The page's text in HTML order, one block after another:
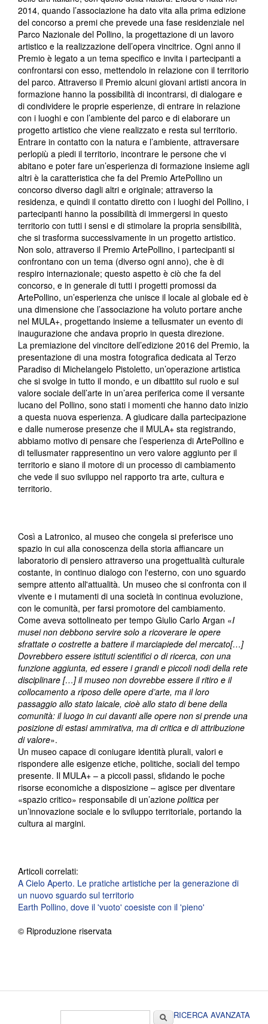
2014, quando l’associazione ha dato vita alla prima edizione
del concorso a premi che prevede una fase residenziale nel
Parco Nazionale del Pollino, la progettazione di un lavoro
artistico e la realizzazione dell’opera vincitrice. Ogni anno il
Premio è legato a un tema specifico e invita i partecipanti a
confrontarsi con esso, mettendolo in relazione con il territorio
del parco. Attraverso il Premio alcuni giovani artisti ancora in
formazione hanno la possibilità di incontrarsi, di dialogare e
di condividere le proprie esperienze, di entrare in relazione
con i luoghi e con l’ambiente del parco e di elaborare un
progetto artistico che viene realizzato e resta sul territorio.
Entrare in contatto con la natura e l’ambiente, attraversare
perlopiù a piedi il territorio, incontrare le persone che vi
abitano e poter fare un’esperienza di formazione insieme agli
altri è la caratteristica che fa del Premio ArtePollino un
concorso diverso dagli altri e originale; attraverso la
residenza, e quindi il contatto diretto con i luoghi del Pollino, i
partecipanti hanno la possibilità di immergersi in questo
territorio con tutti i sensi e di stimolare la propria sensibilità,
che si trasforma successivamente in un progetto artistico.
Non solo, attraverso il Premio ArtePollino, i partecipanti si
confrontano con un tema (diverso ogni anno), che è di
respiro internazionale; questo aspetto è ciò che fa del
concorso, e in generale di tutti i progetti promossi da
ArtePollino, un’esperienza che unisce il locale al globale ed è
una dimensione che l’associazione ha voluto portare anche
nel MULA+, progettando insieme a tellusmater un evento di
inaugurazione che andava proprio in questa direzione.
La premiazione del vincitore dell’edizione 2016 del Premio, la
presentazione di una mostra fotografica dedicata al Terzo
Paradiso di Michelangelo Pistoletto, un’operazione artistica
che si svolge in tutto il mondo, e un dibattito sul ruolo e sul
valore sociale dell’arte in un’area periferica come il versante
lucano del Pollino, sono stati i momenti che hanno dato inizio
a questa nuova esperienza. A giudicare dalla partecipazione
e dalle numerose presenze che il MULA+ sta registrando,
abbiamo motivo di pensare che l’esperienza di ArtePollino e
di tellusmater rappresentino un vero valore aggiunto per il
territorio e siano il motore di un processo di cambiamento
che vede il suo sviluppo nel rapporto tra arte, cultura e
territorio.
Così a Latronico, al museo che congela si preferisce uno
spazio in cui alla conoscenza della storia affiancare un
laboratorio di pensiero attraverso una progettualità culturale
costante, in continuo dialogo con l'esterno, con uno sguardo
sempre attento all'attualità. Un museo che si confronta con il
vivente e i mutamenti di una società in continua evoluzione,
con le comunità, per farsi promotore del cambiamento.
Come aveva sottolineato per tempo Giulio Carlo Argan «I
musei non debbono servire solo a ricoverare le opere
sfrattate o costrette a battere il marciapiede del mercato[…]
Dovrebbero essere istituti scientifici o di ricerca, con una
funzione aggiunta, ed essere i grandi e piccoli nodi della rete
disciplinare […] il museo non dovrebbe essere il ritiro e il
collocamento a riposo delle opere d’arte, ma il loro
passaggio allo stato laicale, cioè allo stato di bene della
comunità: il luogo in cui davanti alle opere non si prende una
posizione di estasi ammirativa, ma di critica e di attribuzione
di valore».
Un museo capace di coniugare identità plurali, valori e
rispondere alle esigenze etiche, politiche, sociali del tempo
presente. Il MULA+ – a piccoli passi, sfidando le poche
risorse economiche a disposizione – agisce per diventare
«spazio critico» responsabile di un’azione politica per
un’innovazione sociale e lo sviluppo territoriale, portando la
cultura ai margini.
Articoli correlati:
A Cielo Aperto. Le pratiche artistiche per la generazione di
un nuovo sguardo sul territorio
Earth Pollino, dove il 'vuoto' coesiste con il 'pieno'
© Riproduzione riservata
CercaRICERCA AVANZATA